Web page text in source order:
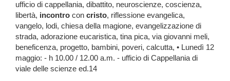
ufficio di cappellania, dibattito, neuroscienze, coscienza,
libertà, incontro con cristo, riflessione evangelica,
vangelo, lodi, chiesa della magione, evangelizzazione di
strada, adorazione eucaristica, tina pica, via giovanni meli,
beneficenza, progetto, bambini, poveri, calcutta, • Lunedì 12
maggio: - h 10.00 / 12.00 a.m. - ufficio di Cappellania di
viale delle scienze ed.14